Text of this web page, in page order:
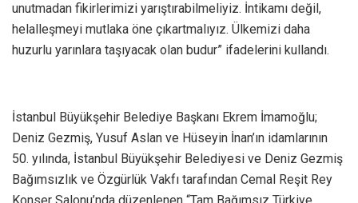
unutmadan fikirlerimizi yarıştırabilmeliyiz. İntikamı değil,
helalleşmeyi mutlaka öne çıkartmalıyız. Ülkemizi daha
huzurlu yarınlara taşıyacak olan budur” ifadelerini kullandı.
İstanbul Büyükşehir Belediye Başkanı Ekrem İmamoğlu;
Deniz Gezmiş, Yusuf Aslan ve Hüseyin İnan’ın idamlarının
50. yılında, İstanbul Büyükşehir Belediyesi ve Deniz Gezmiş
Bağımsızlık ve Özgürlük Vakfı tarafından Cemal Reşit Rey